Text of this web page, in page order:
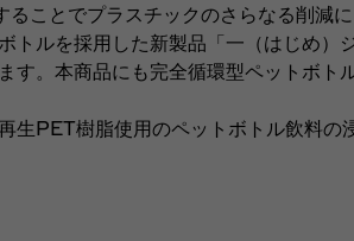
ことでプラスチックのさらなる削減に
ルを採用した新製品「一（はじめ）
。本商品にも完全循環型ペットボト
PET樹脂使用のペットボトル飲料の